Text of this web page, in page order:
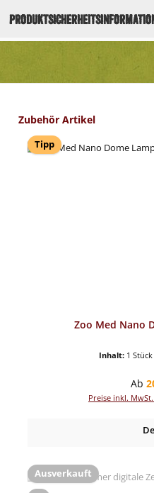
Produktgalerie überspringen
Zubehör Artikel
Tipp
Zoo Med Nano
Inhalt: 1 Stück
Ab
Preise inkl.
Ausverkauft